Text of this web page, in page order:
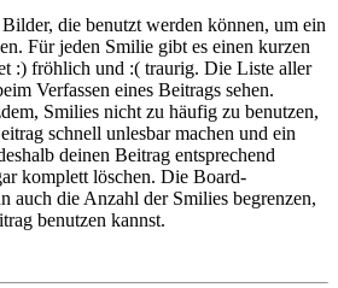
die benutzt werden können, um ein
Für jeden Smilie gibt es einen kurzen
:) fröhlich und :( traurig. Die Liste aller
Verfassen eines Beitrags sehen.
Smilies nicht zu häufig zu benutzen,
schnell unlesbar machen und ein
deinen Beitrag entsprechend
komplett löschen. Die Board-
auch die Anzahl der Smilies begrenzen,
benutzen kannst.